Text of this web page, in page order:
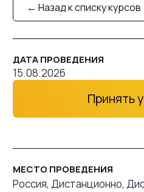
← Назад к списку курсов
ДАТА ПРОВЕДЕНИЯ
15.08.2026
Принять
МЕСТО ПРОВЕДЕНИЯ
Россия, Дистанционно,